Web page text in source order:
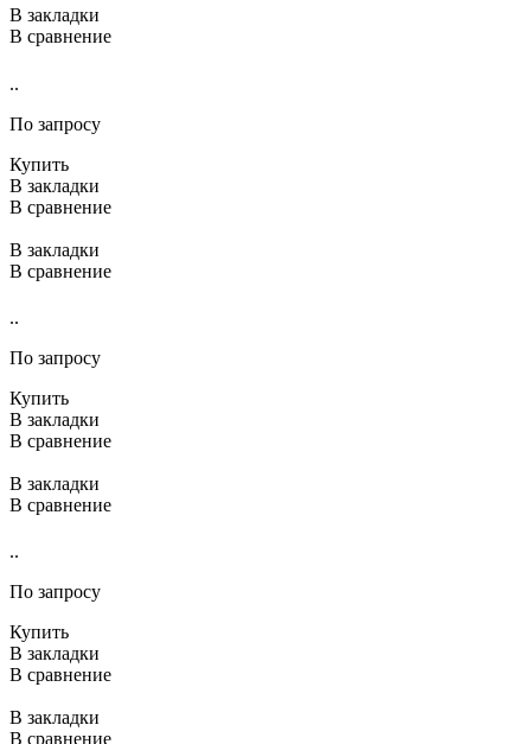
В закладки
В сравнение
..
По запросу
Купить
В закладки
В сравнение
В закладки
В сравнение
..
По запросу
Купить
В закладки
В сравнение
В закладки
В сравнение
..
По запросу
Купить
В закладки
В сравнение
В закладки
В сравнение